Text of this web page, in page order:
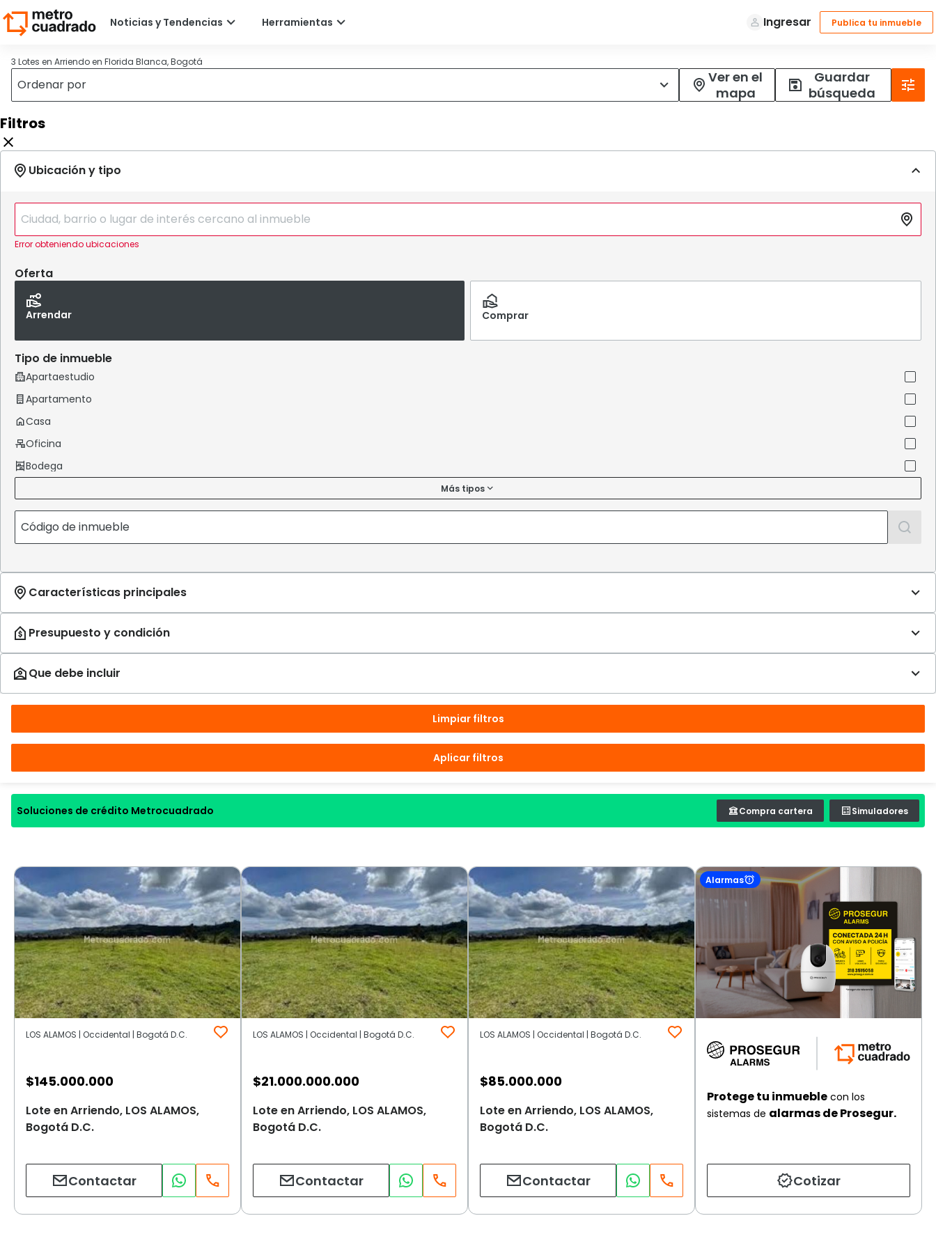
3 Lotes en Arriendo en Florida Blanca, Bogotá
Ver en el
mapa
Guardar
búsqueda
Filtros
Error obteniendo ubicaciones
Oferta
Arrendar Comprar
Tipo de inmueble
Más tipos
Limpiar filtros
Aplicar filtros
Soluciones de crédito Metrocuadrado Compra cartera Simuladores
LOS ALAMOS | Occidental | Bogotá D.C.
$145.000.000
Lote en Arriendo, LOS ALAMOS,
Bogotá D.C.
Contactar
LOS ALAMOS | Occidental | Bogotá D.C.
$21.000.000.000
Lote en Arriendo, LOS ALAMOS,
Bogotá D.C.
Contactar
LOS ALAMOS | Occidental | Bogotá D.C.
$85.000.000
Lote en Arriendo, LOS ALAMOS,
Bogotá D.C.
Contactar
Alarmas
Protege tu inmueble con los
sistemas de alarmas de Prosegur.
Cotizar